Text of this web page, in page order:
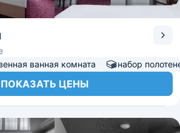
ванная комната набор
ПОКАЗАТЬ ЦЕНЫ